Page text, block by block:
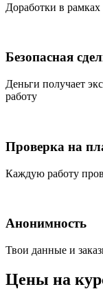
Доработки в
Безопасная
Деньги получает
работу
Проверка на
Каждую работу
Анонимность
Твои данные и
Цены на